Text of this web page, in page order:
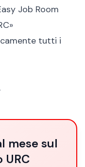
Job Room
tutti i
mese sul